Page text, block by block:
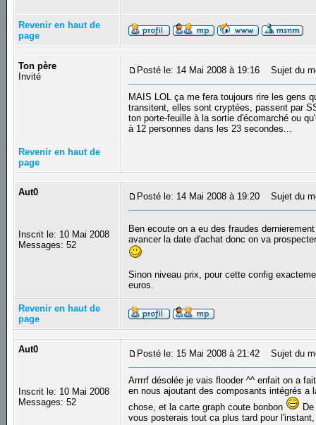
Revenir en haut de
page
Ton père
Invité
Posté le: 14 Mai 2008 à 19:16 Sujet du
MAIS LOL ça me fera toujours rire les gens
transitent, elles sont cryptées, passent par
ton porte-feuille à la sortie d'écomarché ou
à 12 personnes dans les 23 secondes...
Revenir en haut de
page
Aut0
Inscrit le: 10 Mai 2008
Messages: 52
Posté le: 14 Mai 2008 à 19:20 Sujet du
Ben ecoute on a eu des fraudes
avancer la date d'achat donc on va
Sinon niveau prix, pour cette config
euros.
Revenir en haut de
page
Aut0
Inscrit le: 10 Mai 2008
Messages: 52
Posté le: 15 Mai 2008 à 21:42 Sujet du
Arrrrf désolée je vais flooder ^^ enfait on a
en nous ajoutant des composants intégrés
chose, et la carte graph coute bonbon
vous posterais tout ca plus tard pour